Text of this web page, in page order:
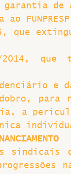
e garantia
que
2014, que
e
para
a
sindicais